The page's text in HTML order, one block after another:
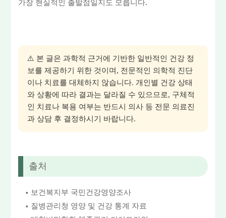
가장 현실적인 출발점일지도 모릅니다.
⚠️ 본 글은 과학적 근거에 기반한 일반적인 건강 정
보를 제공하기 위한 것이며, 전문적인 의학적 진단
이나 치료를 대체하지 않습니다. 개인별 건강 상태
와 상황에 따라 결과는 달라질 수 있으므로, 구체적
인 치료나 복용 여부는 반드시 의사 등 전문 의료진
과 상담 후 결정하시기 바랍니다.
출처
보건복지부 국민건강영양조사
질병관리청 영양 및 건강 통계 자료